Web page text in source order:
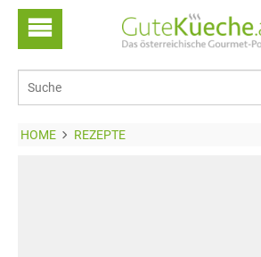
HOME REZEPTE